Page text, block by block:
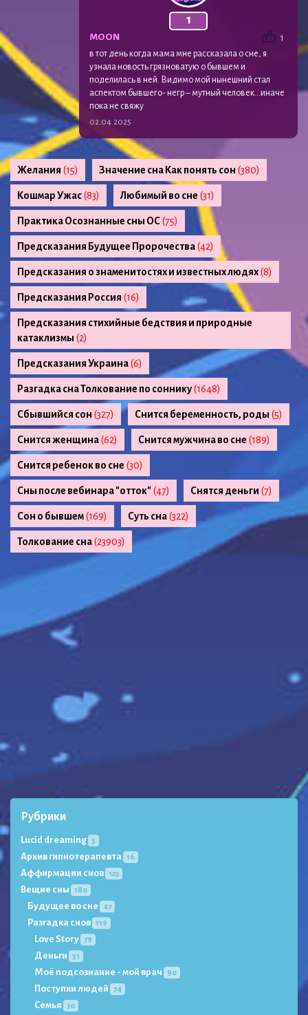
1
1
MOON
в тот день когда мама мне рассказала о сне, я
узнала новость грязноватую о бывшем и
поделилась в ней. Видимо мой нынешний стал
аспектом бывшего- негр – мутный человек…иначе
пока не свяжу
02.04.2025
Желания (15) Значение сна Как понять сон (380)
Кошмар Ужас(83) Любимый во сне (31)
Практика Осознанные сны ОС(75)
Предсказания Будущее Пророчества(42)
Предсказания о знаменитостях и известных людях(8)
Предсказания Россия (16)
Предсказания стихийные бедствия и природные
катаклизмы (2)
Предсказания Украина(6)
Разгадка сна Толкование по соннику(1648)
Сбывшийся сон (327) Снится беременность, роды (5)
Снится женщина(62) Снится мужчина во сне (189)
Снится ребенок во сне (30)
Сны после вебинара "отток"(47) Снятся деньги (7)
Сон о бывшем(169) Суть сна(322)
Толкование сна(23903)
Рубрики
Lucid dreaming 5
Архив гипнотерапевта 16
Аффирмации снов 123
Вещие сны 180
Будущее во сне 47
Разгадка снов 119
Love Story 79
Деньги 51
Моё подсознание - мой врач 90
Поступки людей 74
Семья 30